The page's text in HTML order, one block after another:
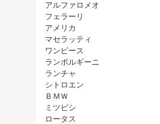
アルファロメオ
フェラーリ
アメリカ
マセラッティ
ワンピース
ランボルギーニ
ランチャ
シトロエン
ＢＭＷ
ミツビシ
ロータス